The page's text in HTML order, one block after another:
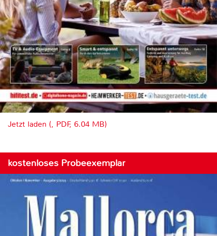
Jetzt laden (, PDF, 6.04 MB)
kostenloses Probeexemplar